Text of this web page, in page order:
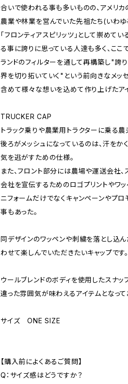
合いで使われる事も多いものの、アメリ
農業や林業を営んでいた先祖たち(いわ
「フロンティアスピリッツ」として崇めて
る事に誇りに思っている人達も多く、こ
ランドのフィルターを通して再構築し"誇
界を切り拓いていく"という前向きなメッ
含めて様々な想いを込めて作り上げたアイ
TRUCKER CAP
トラック乗りや農業用トラクターに乗る農
後ろがメッシュになっているのは、汗を
気を逃がすための仕様。
また、フロント部分には農場や運送会社
会社を宣伝するためのロゴプリントやワ
ニフォームだけでなくキャンペーンやプロ
事もあった。
同デザインのワッペンや刺繍を落とし込
わせて楽しんでいただきたいキャップです。
ウールブレンドのボディを使用したスナッ
違った雰囲気が味わえるアイテムとなって
サイズ ONE SIZE
【購入前によくあるご質問】
Q：サイズ感はどうですか？